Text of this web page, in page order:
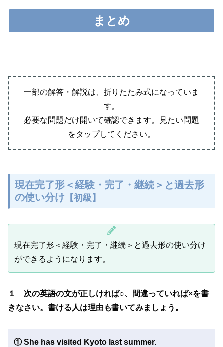
まとめ
一部の解答・解説は、折りたたみ式になっていま
す。
必要な問題だけ開いて確認できます。見たい問題
をタップしてください。
現在完了形＜経験・完了・継続＞と過去形
の使い分け 【初級】
現在完了形＜経験・完了・継続＞と過去形の使い分け
ができるようになります。
１ 次の英語の文が正しければ○、間違っていれば×を書
きなさい。書ける人は理由も書いてみましょう。
① She has visited Kyoto last summer.